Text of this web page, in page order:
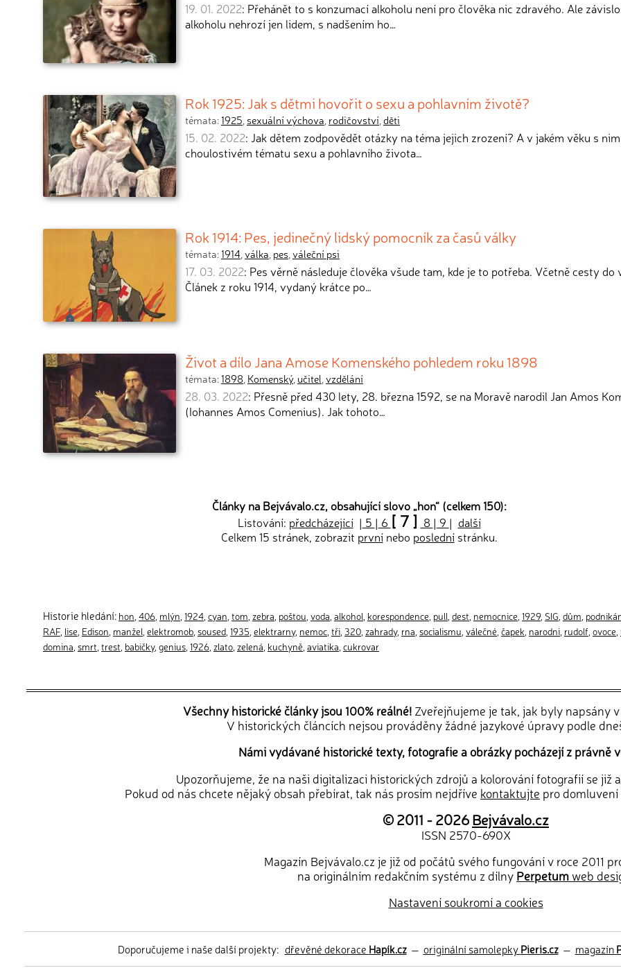
19. 01. 2022: Přehánět to s konzumací alkoholu není pro člověka nic zdravého. Ale
alkoholu nehrozí jen lidem, s nadšením ho…
Rok 1925: Jak s dětmi hovořit o sexu a pohlavním životě?
témata:1925, sexuální výchova, rodičovství,děti
15. 02. 2022: Jak dětem zodpovědět otázky na téma jejich zrození? A v jakém věku s
choulostivém tématu sexu a pohlavního života…
Rok 1914: Pes, jedinečný lidský pomocník za časů války
témata:1914,válka, pes,váleční psi
17. 03. 2022: Pes věrně následuje člověka všude tam, kde je to potřeba. Včetně cesty do
Článek z roku 1914, vydaný krátce po…
Život a dílo Jana Amose Komenského pohledem roku 1898
témata:1898, Komenský, učitel,vzdělání
28. 03. 2022: Přesně před 430 lety, 28. března 1592, se na Moravě narodil Jan Amos
(Iohannes Amos Comenius). Jak tohoto…
Články na Bejvávalo.cz, obsahující slovo „hon“ (celkem 150):
Listování: předcházející| 5 | 6 [ 7 ] 8 | 9 | další
Celkem 15 stránek, zobrazit prvnínebo poslednístránku.
Historie hledání: hon 406 mlýn 1924 cyan tom zebra poštou voda alkohol korespondence pull dest nemocnice 1929, SIG dům
RAF, lise Edison manžel elektromob soused 1935 elektrarny, nemoc tři 320 zahrady, rna socialismu válečné čapek narodni rudolf ovoce
domina smrt trest babičky, genius 1926 zlato zelená kuchyně aviatika cukrovar
Všechny historické články jsou 100% reálné! Zveřejňujeme je tak, jak byly napsány
V historických článcích nejsou prováděny žádné jazykové úpravy podle
Námi vydávané historické texty, fotografie a obrázky pocházejí z právně
Upozorňujeme, že na naši digitalizaci historických zdrojů a kolorování fotografií se již
Pokud od nás chcete nějaký obsah přebírat, tak nás prosím nejdříve kontaktujte pro domluvení
© 2011 - 2026Bejvávalo.cz
ISSN 2570-690X
Magazín Bejvávalo.cz je již od počátů svého fungování v roce 2011
na originálním redakčním systému z dílny Perpetumweb
Nastavení soukromí a cookies
Doporučujeme i naše další projekty: dřevěné dekorace Hapík.cz— originální samolepkyPieris.cz— magazín